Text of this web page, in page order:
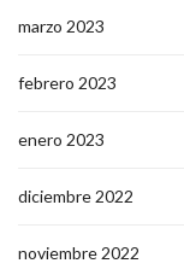
marzo 2023
febrero 2023
enero 2023
diciembre 2022
noviembre 2022